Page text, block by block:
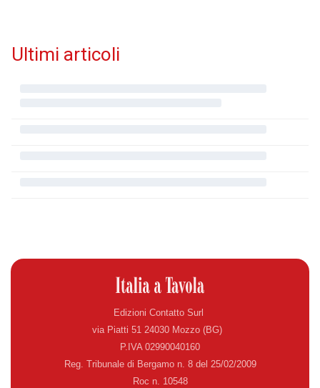
Ultimi articoli
Edizioni Contatto Surl
via Piatti 51 24030 Mozzo (BG)
P.IVA 02990040160
Reg. Tribunale di Bergamo n. 8 del 25/02/2009
Roc n. 10548